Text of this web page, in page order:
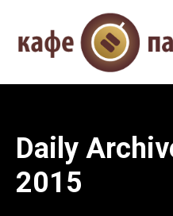
Daily
2015